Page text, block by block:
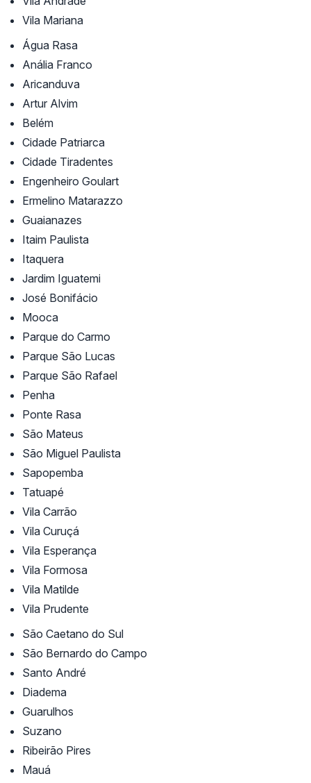
Vila Mariana
Água Rasa
Anália Franco
Aricanduva
Artur Alvim
Belém
Cidade Patriarca
Cidade Tiradentes
Engenheiro Goulart
Ermelino Matarazzo
Guaianazes
Itaim Paulista
Itaquera
Jardim Iguatemi
José Bonifácio
Mooca
Parque do Carmo
Parque São Lucas
Parque São Rafael
Penha
Ponte Rasa
São Mateus
São Miguel Paulista
Sapopemba
Tatuapé
Vila Carrão
Vila Curuçá
Vila Esperança
Vila Formosa
Vila Matilde
Vila Prudente
São Caetano do Sul
São Bernardo do Campo
Santo André
Diadema
Guarulhos
Suzano
Ribeirão Pires
Mauá